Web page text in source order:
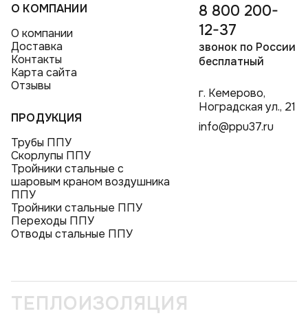
О КОМПАНИИ
О компании
Доставка
Контакты
Карта сайта
Отзывы
ПРОДУКЦИЯ
Трубы ППУ
Скорлупы ППУ
Тройники стальные с
шаровым краном воздушника
ППУ
Тройники стальные ППУ
Переходы ППУ
Отводы стальные ППУ
8 800 200-
12-37
звонок по России
бесплатный
г. Кемерово,
Ноградская ул., 21
info@ppu37.ru
ТЕПЛОИЗОЛЯЦИЯ